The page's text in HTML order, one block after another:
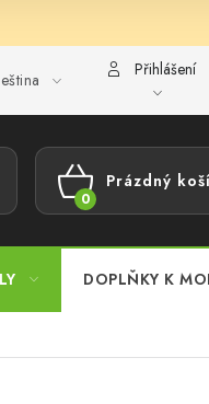
Reklamační řád
Přihlášení
NÁKUPNÍ
Prázdný
DOPLŇKY K